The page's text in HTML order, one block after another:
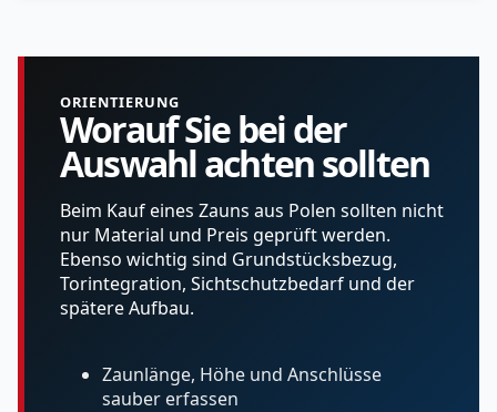
ORIENTIERUNG
Worauf Sie bei der
Auswahl achten sollten
Beim Kauf eines Zauns aus Polen sollten nicht
nur Material und Preis geprüft werden.
Ebenso wichtig sind Grundstücksbezug,
Torintegration, Sichtschutzbedarf und der
spätere Aufbau.
Zaunlänge, Höhe und Anschlüsse
sauber erfassen